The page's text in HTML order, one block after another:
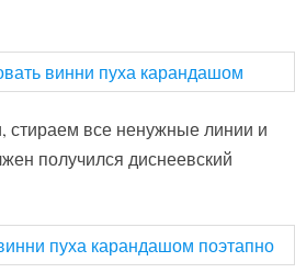
стираем все ненужные линии и
получился диснеевский